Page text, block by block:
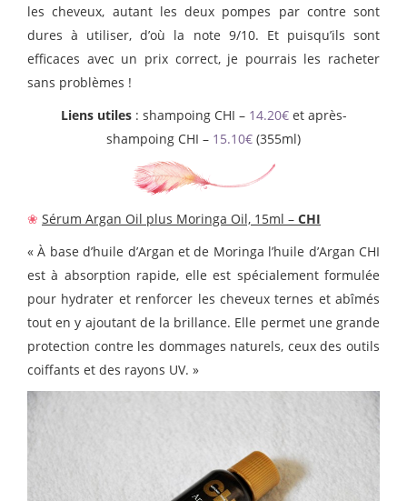
les cheveux, autant les deux pompes par contre sont
dures à utiliser, d’où la note 9/10. Et puisqu’ils sont
efficaces avec un prix correct, je pourrais les racheter
sans problèmes !
Liens utiles: shampoing CHI – 14.20€et après-
shampoing CHI – 15.10€ (355ml)
❀ Sérum Argan Oil plus Moringa Oil, 15ml – CHI
« À base d’huile d’Argan et de Moringa l’huile d’Argan CHI
est à absorption rapide, elle est spécialement formulée
pour hydrater et renforcer les cheveux ternes et abîmés
tout en y ajoutant de la brillance. Elle permet une grande
protection contre les dommages naturels, ceux des outils
coiffants et des rayons UV. »